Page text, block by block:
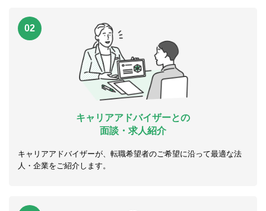
02
キャリアアドバイザーとの
面談・求人紹介
キャリアアドバイザーが、転職希望者のご希望に沿って最適な法
人・企業をご紹介します。